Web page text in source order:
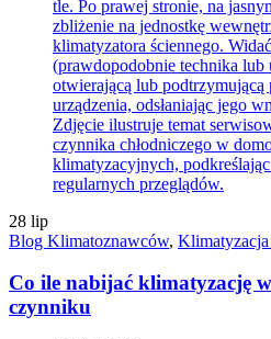
28 lip
Blog Klimatoznawców,
Co ile nabijać klimatyzację
czynniku